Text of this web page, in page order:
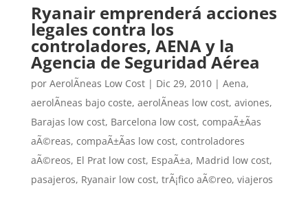
Ryanair emprenderá acciones
legales contra los
controladores, AENA y la
Agencia de Seguridad Aérea
por AerolÃ­neas Low Cost| Dic 29, 2010| Aena,
aerolÃ­neas bajo coste, aerolÃ­neas low cost, aviones,
Barajas low cost, Barcelona low cost, compaÃ±Ã­as
aÃ©reas, compaÃ±Ã­as low cost, controladores
aÃ©reos, El Prat low cost, EspaÃ±a, Madrid low cost,
pasajeros, Ryanair low cost, trÃ¡fico aÃ©reo, viajeros